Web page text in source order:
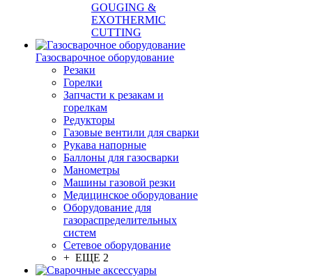
GOUGING &
EXOTHERMIC
CUTTING
Газосварочное оборудование
Резаки
Горелки
Запчасти к резакам и
горелкам
Редукторы
Газовые вентили для сварки
Рукава напорные
Баллоны для газосварки
Манометры
Машины газовой резки
Медицинское оборудование
Оборудование для
газораспределительных
систем
Сетевое оборудование
+ ЕЩЕ 2